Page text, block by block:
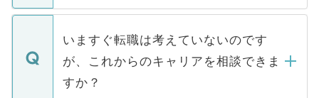
関を公にしてしまうと、応募が殺到する場
に、医療機関が求める条件に合った人材の
みを人材紹介会社に依頼するケースが増え
ています。
定を承諾する必要はありません。内定先へ
の辞退の連絡はキャリアパートナーが行い
個人情報が漏えいすることはありませんの
で、ご安心ください。当サイトからの登録
などで収集したご登録者様の個人情報は、
ご本人のキャリアアップおよび転職活動の
支援を目的に使用いたします。お預かりし
いますぐ転職は考えていないのです
が、これからのキャリアを相談できま
すか？